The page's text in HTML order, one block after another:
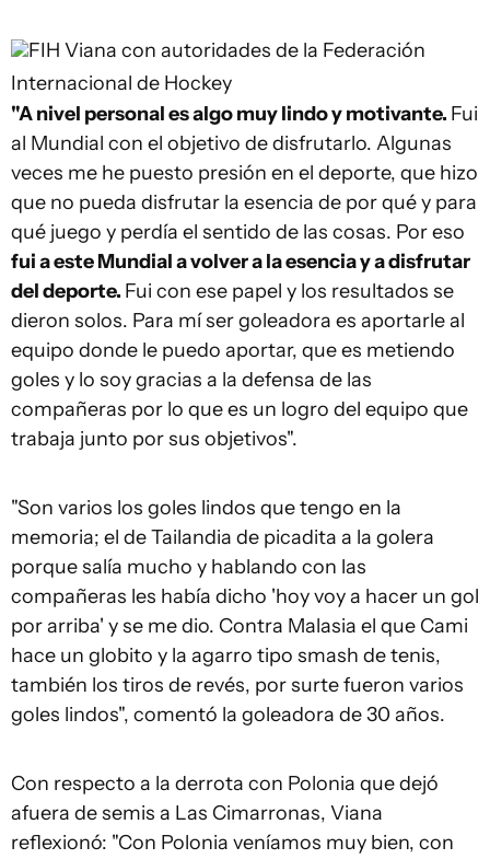
FIH Viana con autoridades de la Federación
Internacional de Hockey
"A nivel personal es algo muy lindo y motivante. Fui
al Mundial con el objetivo de disfrutarlo. Algunas
veces me he puesto presión en el deporte, que hizo
que no pueda disfrutar la esencia de por qué y para
qué juego y perdía el sentido de las cosas. Por eso
fui a este Mundial a volver a la esencia y a disfrutar
del deporte. Fui con ese papel y los resultados se
dieron solos. Para mí ser goleadora es aportarle al
equipo donde le puedo aportar, que es metiendo
goles y lo soy gracias a la defensa de las
compañeras por lo que es un logro del equipo que
trabaja junto por sus objetivos".
"Son varios los goles lindos que tengo en la
memoria; el de Tailandia de picadita a la golera
porque salía mucho y hablando con las
compañeras les había dicho 'hoy voy a hacer un gol
por arriba' y se me dio. Contra Malasia el que Cami
hace un globito y la agarro tipo smash de tenis,
también los tiros de revés, por surte fueron varios
goles lindos", comentó la goleadora de 30 años.
Con respecto a la derrota con Polonia que dejó
afuera de semis a Las Cimarronas, Viana
reflexionó: "Con Polonia veníamos muy bien, con